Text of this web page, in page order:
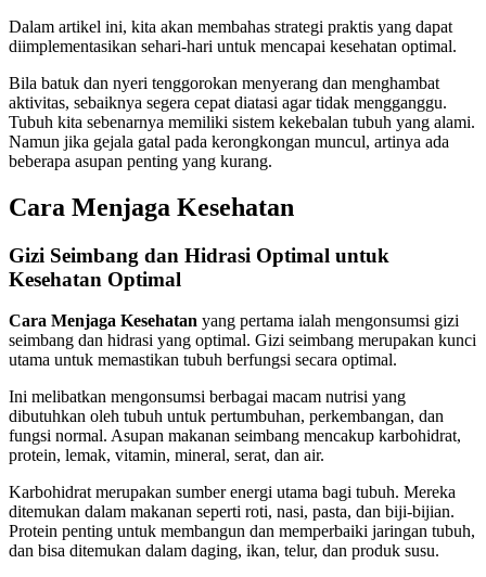
Dalam artikel ini, kita akan membahas strategi praktis yang dapat
diimplementasikan sehari-hari untuk mencapai kesehatan optimal.
Bila batuk dan nyeri tenggorokan menyerang dan menghambat
aktivitas, sebaiknya segera cepat diatasi agar tidak mengganggu.
Tubuh kita sebenarnya memiliki sistem kekebalan tubuh yang alami.
Namun jika gejala gatal pada kerongkongan muncul, artinya ada
beberapa asupan penting yang kurang.
Cara Menjaga Kesehatan
Gizi Seimbang dan Hidrasi Optimal untuk
Kesehatan Optimal
Cara Menjaga Kesehatan yang pertama ialah mengonsumsi gizi
seimbang dan hidrasi yang optimal. Gizi seimbang merupakan kunci
utama untuk memastikan tubuh berfungsi secara optimal.
Ini melibatkan mengonsumsi berbagai macam nutrisi yang
dibutuhkan oleh tubuh untuk pertumbuhan, perkembangan, dan
fungsi normal. Asupan makanan seimbang mencakup karbohidrat,
protein, lemak, vitamin, mineral, serat, dan air.
Karbohidrat merupakan sumber energi utama bagi tubuh. Mereka
ditemukan dalam makanan seperti roti, nasi, pasta, dan biji-bijian.
Protein penting untuk membangun dan memperbaiki jaringan tubuh,
dan bisa ditemukan dalam daging, ikan, telur, dan produk susu.